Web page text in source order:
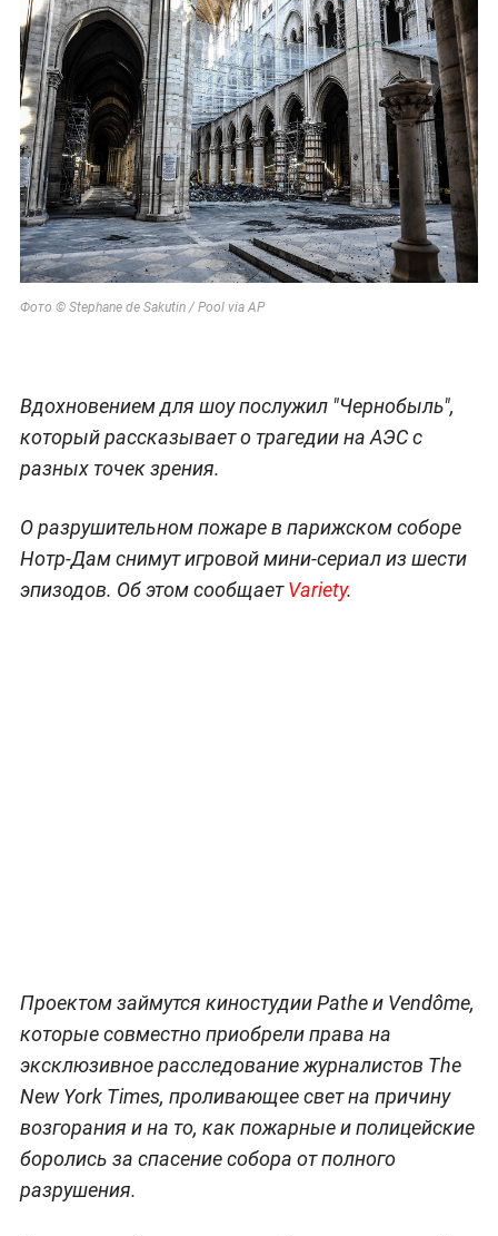
Фото © Stephane de Sakutin / Pool via AP
Вдохновением для шоу послужил "Чернобыль",
который рассказывает о трагедии на АЭС с
разных точек зрения.
О разрушительном пожаре в парижском соборе
Нотр-Дам снимут игровой мини-сериал из шести
эпизодов. Об этом сообщаетVariety.
Проектом займутся киностудии Pathe и Vendôme,
которые совместно приобрели права на
эксклюзивное расследование журналистов The
New York Times, проливающее свет на причину
возгорания и на то, как пожарные и полицейские
боролись за спасение собора от полного
разрушения.